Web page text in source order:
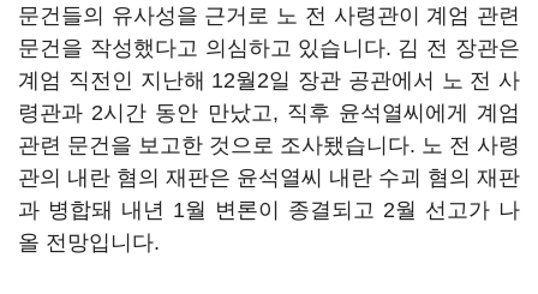
문건들의 유사성을 근거로 노 전 사령관이 계엄 관련
문건을 작성했다고 의심하고 있습니다. 김 전 장관은
계엄 직전인 지난해 12월2일 장관 공관에서 노 전 사
령관과 2시간 동안 만났고, 직후 윤석열씨에게 계엄
관련 문건을 보고한 것으로 조사됐습니다. 노 전 사령
관의 내란 혐의 재판은 윤석열씨 내란 수괴 혐의 재판
과 병합돼 내년 1월 변론이 종결되고 2월 선고가 나
올 전망입니다.